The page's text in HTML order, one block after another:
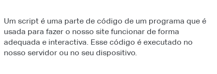
Um script é uma parte de código de um programa que é
usada para fazer o nosso site funcionar de forma
adequada e interactiva. Esse código é executado no
nosso servidor ou no seu dispositivo.